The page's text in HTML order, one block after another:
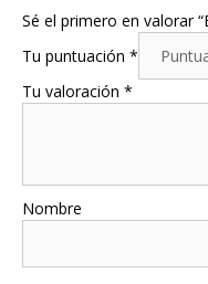
Sé el primero en valorar
Tu puntuación *
Tu valoración *
Nombre